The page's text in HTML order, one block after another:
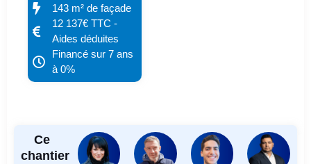
143 m² de façade
12 137€ TTC -
Aides déduites
Financé sur 7 ans
à 0%
Ce
chantier